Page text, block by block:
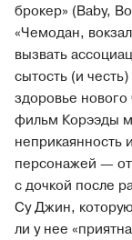
брокер» (Baby,
«Чемодан,
вызвать
сытость (и
здоровье
фильм Корээды
неприкаянность
персонажей —
с дочкой после
Су Джин,
ли у нее